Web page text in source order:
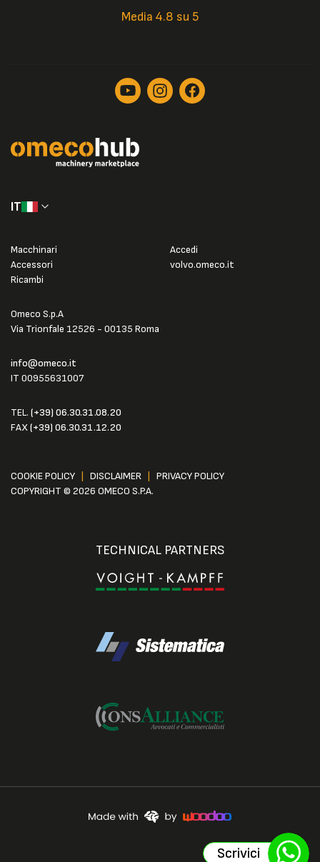
Media 4.8 su 5
IT
Omeco S.p.A
Via Trionfale 12526 - 00135 Roma
info@omeco.it
IT 00955631007
TEL. (+39) 06.30.31.08.20
FAX(+39) 06.30.31.12.20
Macchinari
Accessori
Ricambi
Accedi
volvo.omeco.it
COOKIE POLICY DISCLAIMER
PRIVACY POLICY
COPYRIGHT © 2026 OMECO S.P.A.
TECHNICAL PARTNERS
Scrivici